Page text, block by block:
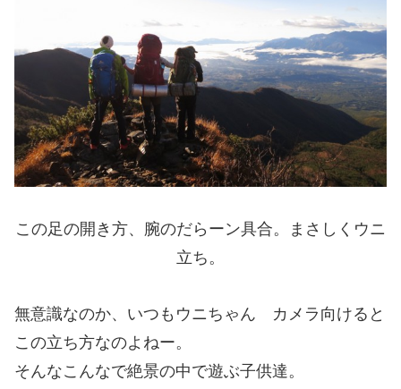
この足の開き方、腕のだらーン具合。まさしくウニ
立ち。
無意識なのか、いつもウニちゃん カメラ向けると
この立ち方なのよねー。
そんなこんなで絶景の中で遊ぶ子供達。